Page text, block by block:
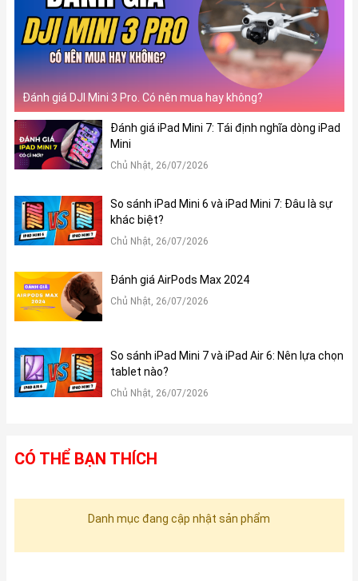
Đánh giá DJI Mini 3 Pro. Có nên mua hay không?
Đánh giá iPad Mini 7: Tái định nghĩa dòng iPad
Mini
Chủ Nhật, 26/07/2026
So sánh iPad Mini 6 và iPad Mini 7: Đâu là sự
khác biệt?
Chủ Nhật, 26/07/2026
Đánh giá AirPods Max 2024
Chủ Nhật, 26/07/2026
So sánh iPad Mini 7 và iPad Air 6: Nên lựa chọn
tablet nào?
Chủ Nhật, 26/07/2026
CÓ THỂ BẠN THÍCH
Danh mục đang cập nhật sản phẩm